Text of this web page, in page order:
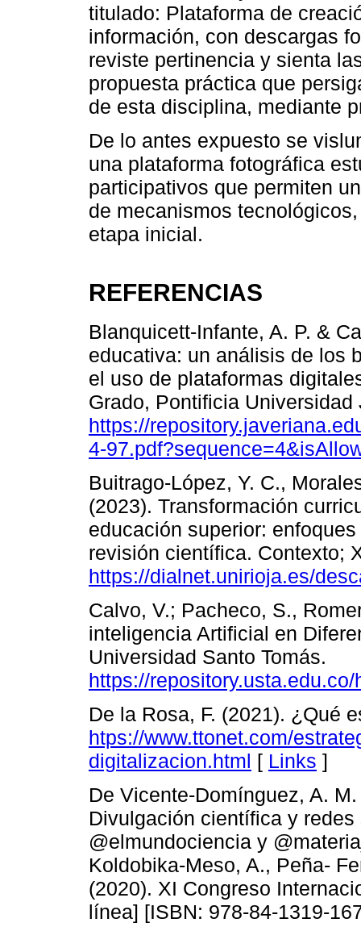
titulado: Plataforma de
información, con descargas
reviste pertinencia y sienta
propuesta práctica que
de esta disciplina, mediante
De lo antes expuesto se
una plataforma fotográfica
participativos que permiten
de mecanismos
etapa inicial.
REFERENCIAS
Blanquicett-Infante, A. P. &
educativa: un análisis de los
el uso de plataformas
Grado, Pontificia
https://
4-
Buitrago-López, Y. C.,
(2023). Transformación
educación superior:
revisión científica. Contexto;
https://dialnet.unirioja.es/
Calvo, V.; Pacheco, S.,
inteligencia Artificial en
Universidad Santo Tomás.
https://
De la Rosa, F. (2021). ¿Qué
htps://www.ttonet.com/
digitalizacion.html [ Links ]
De Vicente-Domínguez, A.
Divulgación científica y
@elmundociencia y
Koldobika-Meso, A., Peña-
(2020). XI Congreso
línea] [ISBN: 978-84-1319-